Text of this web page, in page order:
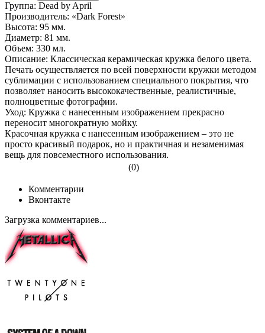
Группа: Dead by April
Производитель: «Dark Forest»
Высота: 95 мм.
Диаметр: 81 мм.
Объем: 330 мл.
Описание: Классическая керамическая кружка белого цвета.
Печать осуществляется по всей поверхности кружки методом
сублимации с использованием специального покрытия, что
позволяет наносить высококачественные, реалистичные,
полноцветные фотографии.
Уход: Кружка с нанесенным изображением прекрасно
переносит многократную мойку.
Красочная кружка с нанесенным изображением – это не
просто красивый подарок, но и практичная и незаменимая
вещь для повсеместного использования.
(0)
Комментарии
Вконтакте
Загрузка комментариев...